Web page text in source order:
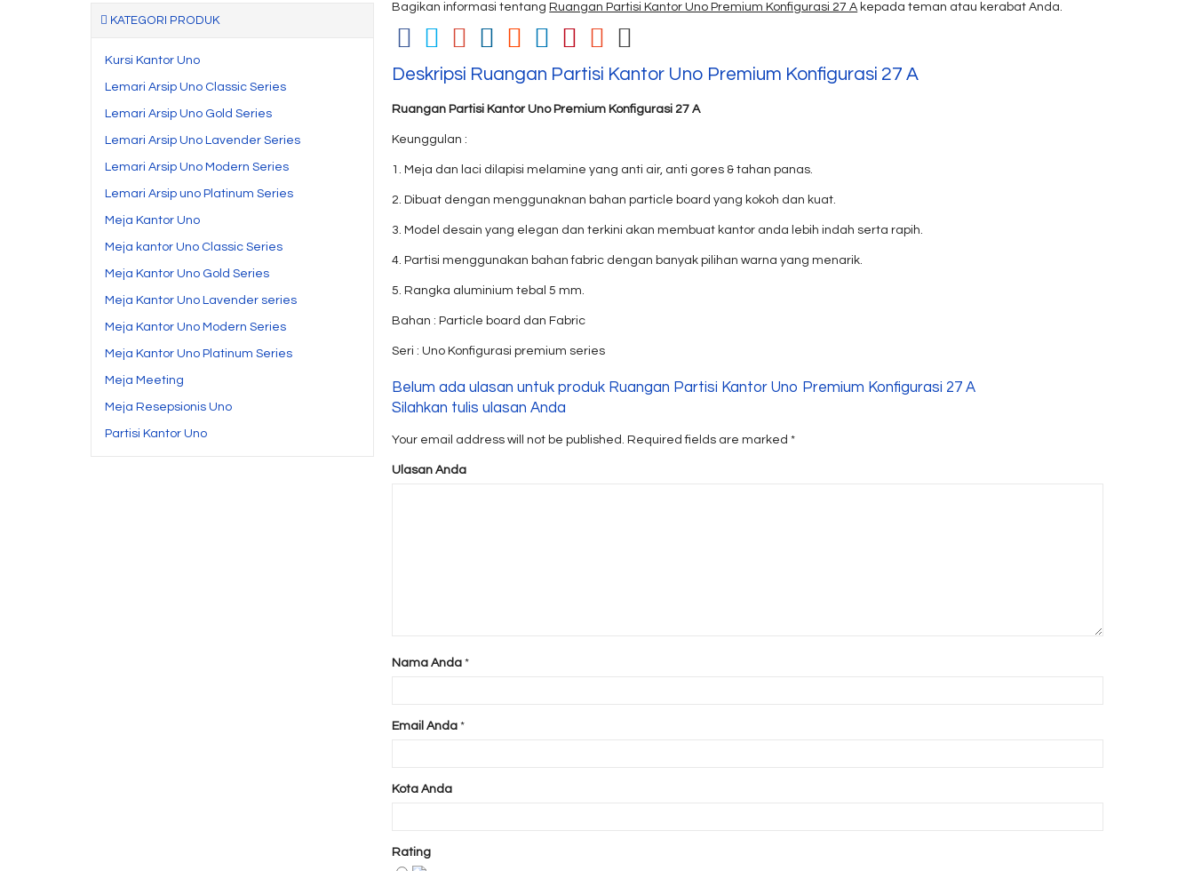
Bagikan informasi tentang Ruangan Partisi Kantor Uno Premium Konfigurasi 27 A kepada teman atau kerabat Anda.
Deskripsi Ruangan Partisi Kantor Uno Premium Konfigurasi 27 A
Ruangan Partisi Kantor Uno Premium Konfigurasi 27 A
Keunggulan :
1. Meja dan laci dilapisi melamine yang anti air, anti gores & tahan panas.
2. Dibuat dengan menggunaknan bahan particle board yang kokoh dan kuat.
3. Model desain yang elegan dan terkini akan membuat kantor anda lebih indah serta rapih.
4. Partisi menggunakan bahan fabric dengan banyak pilihan warna yang menarik.
5. Rangka aluminium tebal 5 mm.
Bahan : Particle board dan Fabric
Seri : Uno Konfigurasi premium series
Belum ada ulasan untuk produk Ruangan Partisi Kantor Uno Premium Konfigurasi 27 A
Silahkan tulis ulasan Anda
Your email address will not be published. Required fields are marked*
Ulasan Anda
Nama Anda *
Email Anda *
Kota Anda
Rating
KATEGORI PRODUK
Kursi Kantor Uno
Lemari Arsip Uno Classic Series
Lemari Arsip Uno Gold Series
Lemari Arsip Uno Lavender Series
Lemari Arsip Uno Modern Series
Lemari Arsip uno Platinum Series
Meja Kantor Uno
Meja kantor Uno Classic Series
Meja Kantor Uno Gold Series
Meja Kantor Uno Lavender series
Meja Kantor Uno Modern Series
Meja Kantor Uno Platinum Series
Meja Meeting
Meja Resepsionis Uno
Partisi Kantor Uno